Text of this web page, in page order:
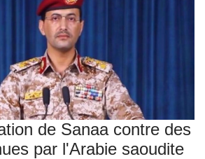
de Sanaa contre des
par l'Arabie saoudite